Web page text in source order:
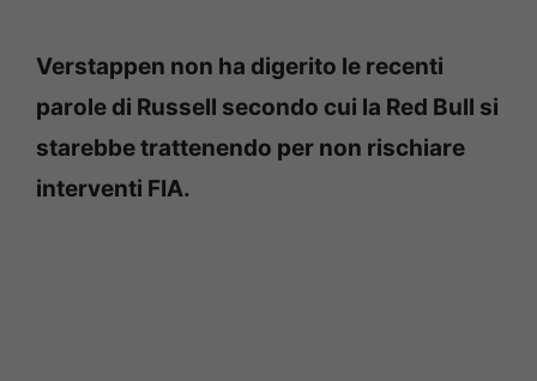
Verstappen non ha digerito le recenti
parole di Russell secondo cui la Red Bull si
starebbe trattenendo per non rischiare
interventi FIA.